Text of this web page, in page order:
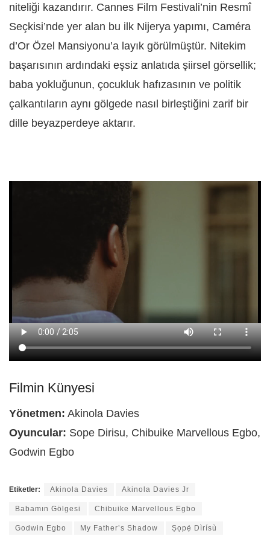
niteliği kazandırır. Cannes Film Festivali’nin Resmî
Seçkisi’nde yer alan bu ilk Nijerya yapımı, Caméra
d’Or Özel Mansiyonu’a layık görülmüştür. Nitekim
başarısının ardındaki eşsiz anlatıda şiirsel görsellik;
baba yokluğunun, çocukluk hafızasının ve politik
çalkantıların aynı gölgede nasıl birleştiğini zarif bir
dille beyazperdeye aktarır.
Filmin Künyesi
Yönetmen: Akinola Davies
Oyuncular: Sope Dirisu, Chibuike Marvellous Egbo,
Godwin Egbo
Etiketler: Akinola Davies Akinola Davies Jr
Babamın Gölgesi Chibuike Marvellous Egbo
Godwin Egbo My Father’s Shadow Ṣọpẹ́ Dìrísù